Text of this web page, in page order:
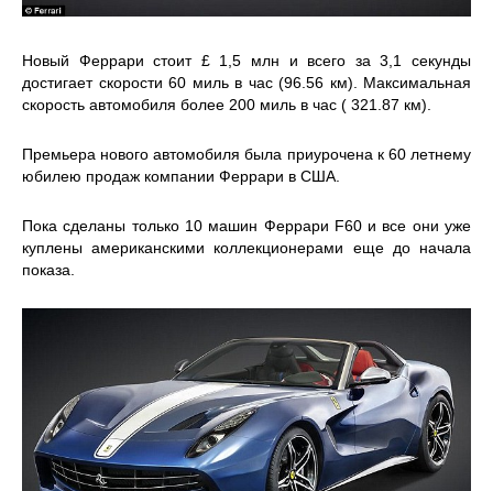
Новый Феррари стоит £ 1,5 млн и всего за 3,1 секунды
достигает скорости 60 миль в час (96.56 км). Максимальная
скорость автомобиля более 200 миль в час ( 321.87 км).
Премьера нового автомобиля была приурочена к 60 летнему
юбилею продаж компании Феррари в США.
Пока сделаны только 10 машин Феррари F60 и все они уже
куплены американскими коллекционерами еще до начала
показа.